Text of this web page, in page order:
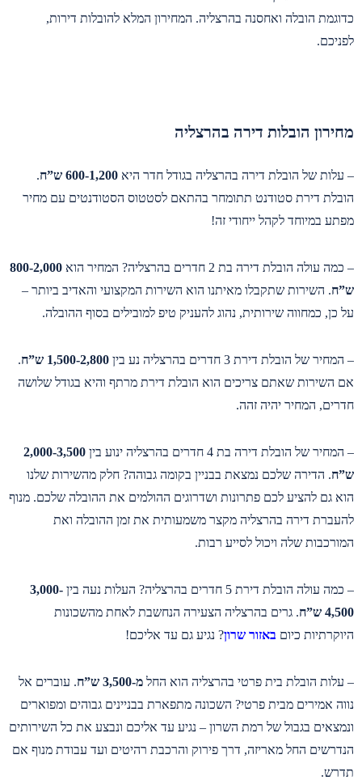
כדוגמת הובלה ואחסנה בהרצליה. המחירון המלא להובלות דירות,
לפניכם.
מחירון הובלות דירה בהרצליה
– עלות של הובלת דירה בהרצליה בגודל חדר היא 600-1,200 ש”ח
.
הובלת דירת סטודנט תתומחר בהתאם לסטטוס הסטודנטים עם מחיר
מפתע במיוחד לקהל ייחודי זה!
– כמה עולה הובלת דירה בת 2 חדרים בהרצליה? המחיר הוא
800-2,000
ש”ח. השירות שתקבלו מאיתנו הוא השירות המקצועי והאדיב ביותר –
על כן, כמחווה שירותית, נהוג להעניק טיפ למובילים בסוף ההובלה.
– המחיר של הובלת דירת 3 חדרים בהרצליה נע בין 1,500-2,800 ש”ח
.
אם השירות שאתם צריכים הוא הובלת דירת מרתף והיא בגודל שלושה
חדרים, המחיר יהיה זהה.
– המחיר של הובלת דירה בת 4 חדרים בהרצליה ינוע בין
2,000-3,500
ש”ח. הדירה שלכם נמצאת בבניין בקומה גבוהה? חלק מהשירות שלנו
הוא גם להציע לכם פתרונות ושדרוגים ההולמים את ההובלה שלכם. מנוף
להעברת דירה בהרצליה מקצר משמעותית את זמן ההובלה ואת
המורכבות שלה ויכול לסייע רבות.
– כמה עולה הובלת דירת 5 חדרים בהרצליה? העלות נעה בין
3,000-
4,500 ש”ח
. גרים בהרצליה הצעירה הנחשבת לאחת מהשכונות
היוקרתיות כיום באזור שרון? נגיע גם עד אליכם!
– עלות הובלת בית פרטי בהרצליה הוא החל מ-3,500 ש”ח
. עוברים אל
נווה אמירים מבית פרטי? השכונה מתפארת בבניינים גבוהים ומפוארים
ונמצאים בגבול של רמת השרון – נגיע עד אליכם ונבצע את כל השירותים
הנדרשים החל מאריזה, דרך פירוק והרכבת רהיטים ועד עבודת מנוף אם
תדרש.